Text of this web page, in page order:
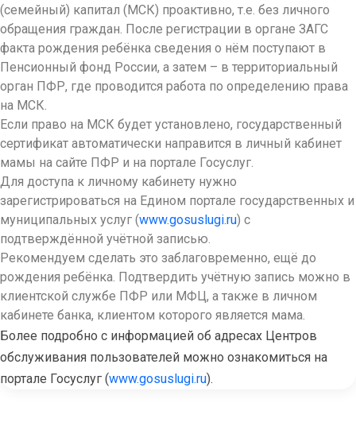
(семейный) капитал (МСК) проактивно, т.е. без личного
обращения граждан. После регистрации в органе ЗАГС
факта рождения ребёнка сведения о нём поступают в
Пенсионный фонд России, а затем – в территориальный
орган ПФР, где проводится работа по определению права
на МСК.
Если право на МСК будет установлено, государственный
сертификат автоматически направится в личный кабинет
мамы на сайте ПФР и на портале Госуслуг.
Для доступа к личному кабинету нужно
зарегистрироваться на Едином портале государственных и
муниципальных услуг (www.gosuslugi.ru) с
подтверждённой учётной записью.
Рекомендуем сделать это заблаговременно, ещё до
рождения ребёнка. Подтвердить учётную запись можно в
клиентской службе ПФР или МФЦ, а также в личном
кабинете банка, клиентом которого является мама.
Более подробно с информацией об адресах Центров
обслуживания пользователей можно ознакомиться на
портале Госуслуг (www.gosuslugi.ru).